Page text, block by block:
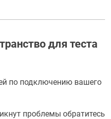
для теста
по подключению вашего
проблемы обратитесь